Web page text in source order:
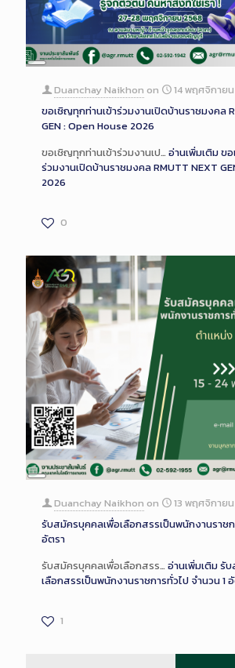
Long
Description
Duanchay Naikhon on
14 พฤศจิกาย
ขอเชิญทุกท่านเข้าร่วมงานเปิดบ้านราชมงคล
GEN : Open House 2026
ขอเชิญทุกท่านเข้าร่วมงานเป… อ่านเพิ่มเติมขอ
ร่วมงานเปิดบ้านราชมงคล RMUTT NEXT
2026
0
Long
Description
Duanchay Naikhon on
13 พฤศจิกาย
รับสมัครบุคคลเพื่อเลือกสรรเป็นพนักงานราชก
อัตรา
รับสมัครบุคคลเพื่อเลือกสรร… อ่านเพิ่มเติมรับ
เลือกสรรเป็นพนักงานราชการทั่วไป จำนวน 1
1